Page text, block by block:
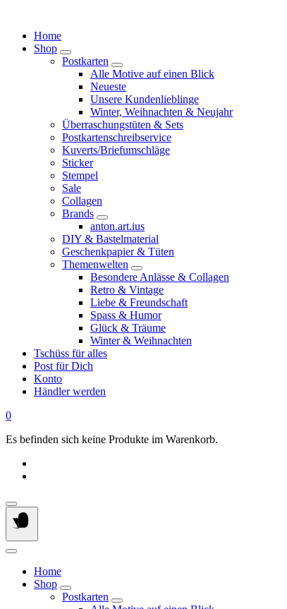
Inhalt
Home
Shop
Postkarten
Alle Motive auf einen Blick
Neueste
Unsere Kundenlieblinge
Winter, Weihnachten & Neujahr
Überraschungstüten & Sets
Postkartenschreibservice
Kuverts/Briefumschläge
Sticker
Stempel
Sale
Collagen
Brands
anton.art.ius
DIY & Bastelmaterial
Geschenkpapier & Tüten
Themenwelten
Besondere Anlässe & Collagen
Retro & Vintage
Liebe & Freundschaft
Spass & Humor
Glück & Träume
Winter & Weihnachten
Tschüss für alles
Post für Dich
Konto
Händler werden
0
Es befinden sich keine Produkte im Warenkorb.
Home
Shop
Postkarten